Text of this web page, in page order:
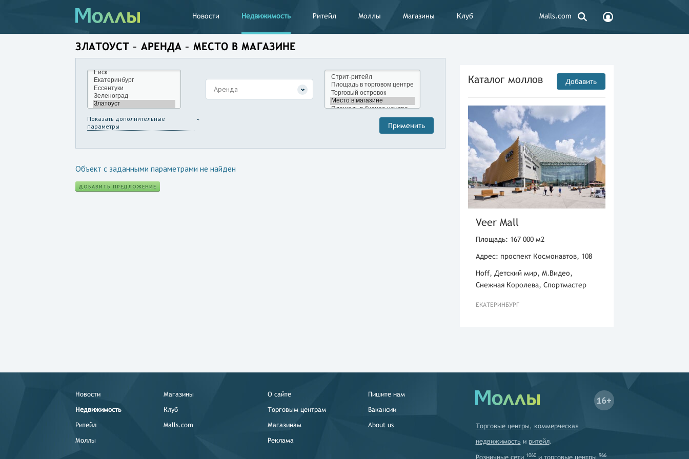
Новости Недвижимость Ритейл Моллы Магазины Клуб Malls.com
ЗЛАТОУСТ – АРЕНДА – МЕСТО В МАГАЗИНЕ
Аренда
Показать дополнительные
параметры
Объект с заданными параметрами не найден
ДОБАВИТЬ ПРЕДЛОЖЕНИЕ
Каталог моллов Добавить
Veer Mall
Площадь: 167 000 м2
Адрес: проспект Космонавтов, 108
Hoff, Детский мир, М.Видео,
Снежная Королева, Спортмастер
ЕКАТЕРИНБУРГ
Новости
Недвижимость
Ритейл
Моллы
Магазины
Клуб
Malls.com
О сайте
Торговым центрам
Магазинам
Реклама
Пишите нам
Вакансии
About us
16+
Торговые центры, коммерческая
недвижимость и ритейл.
1060 966